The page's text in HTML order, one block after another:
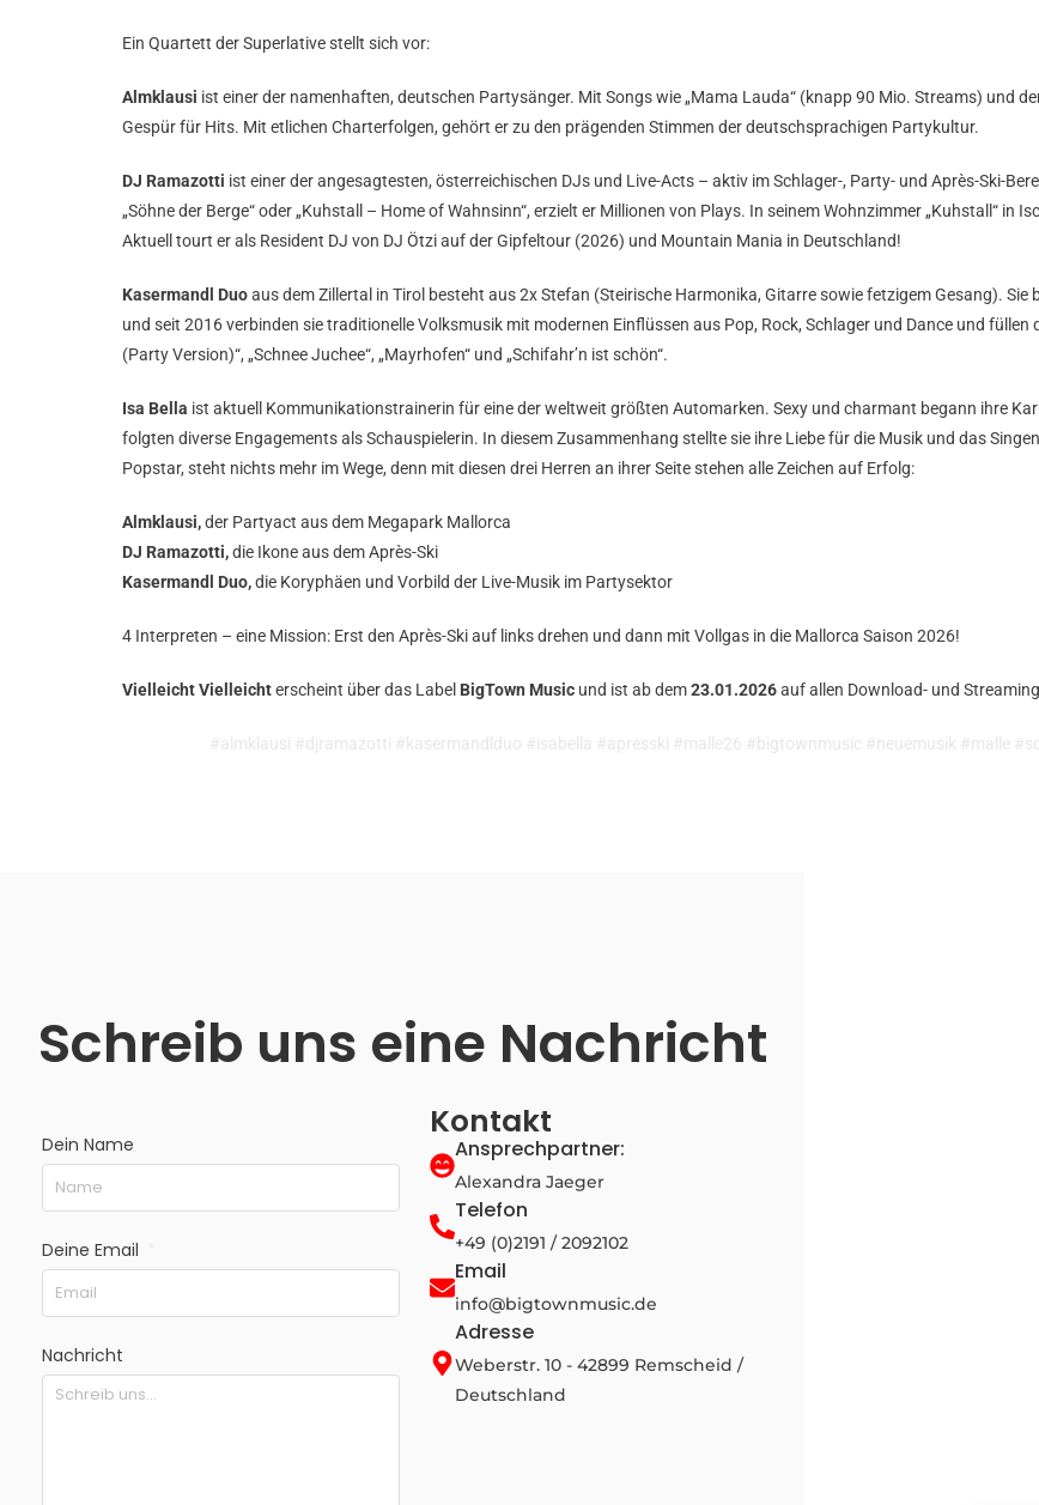
Ein Quartett der Superlative stellt sich vor:
Almklausi ist einer der namenhaften, deutschen Partysänger. Mit Songs wie „Mama Lauda“ (knapp 90 Mio. Streams) und
Gespür für Hits. Mit etlichen Charterfolgen, gehört er zu den prägenden Stimmen der deutschsprachigen Partykultur.
DJ Ramazotti ist einer der angesagtesten, österreichischen DJs und Live-Acts – aktiv im Schlager-, Party- und Après-Ski-
„Söhne der Berge“ oder „Kuhstall – Home of Wahnsinn“, erzielt er Millionen von Plays. In seinem Wohnzimmer „Kuhstall“ in
Aktuell tourt er als Resident DJ von DJ Ötzi auf der Gipfeltour (2026) und Mountain Mania in Deutschland!
Kasermandl Duoaus dem Zillertal in Tirol besteht aus 2x Stefan (Steirische Harmonika, Gitarre sowie fetzigem Gesang).
und seit 2016 verbinden sie traditionelle Volksmusik mit modernen Einflüssen aus Pop, Rock, Schlager und Dance und
(Party Version)“, „Schnee Juchee“, „Mayrhofen“ und „Schifahr’n ist schön“.
Isa Bella ist aktuell Kommunikationstrainerin für eine der weltweit größten Automarken. Sexy und charmant begann ihre
folgten diverse Engagements als Schauspielerin. In diesem Zusammenhang stellte sie ihre Liebe für die Musik und das
Popstar, steht nichts mehr im Wege, denn mit diesen drei Herren an ihrer Seite stehen alle Zeichen auf Erfolg:
Almklausi,der Partyact aus dem Megapark Mallorca
DJ Ramazotti,die Ikone aus dem Après-Ski
Kasermandl Duo,die Koryphäen und Vorbild der Live-Musik im Partysektor
4 Interpreten – eine Mission: Erst den Après-Ski auf links drehen und dann mit Vollgas in die Mallorca Saison 2026!
Vielleicht Vielleichterscheint über das Label BigTown Music und ist ab dem23.01.2026auf allen Download- und
#almklausi #djramazotti #kasermandlduo #isabella #apresski #malle26 #bigtownmusic #neuemusik #malle
Schreib uns eine Nachricht
Dein Name
Deine Email
Nachricht
Kontakt
Ansprechpartner:
Alexandra Jaeger
Telefon
+49 (0)2191 / 2092102
Email
info@bigtownmusic.de
Adresse
Weberstr. 10 - 42899 Remscheid /
Deutschland